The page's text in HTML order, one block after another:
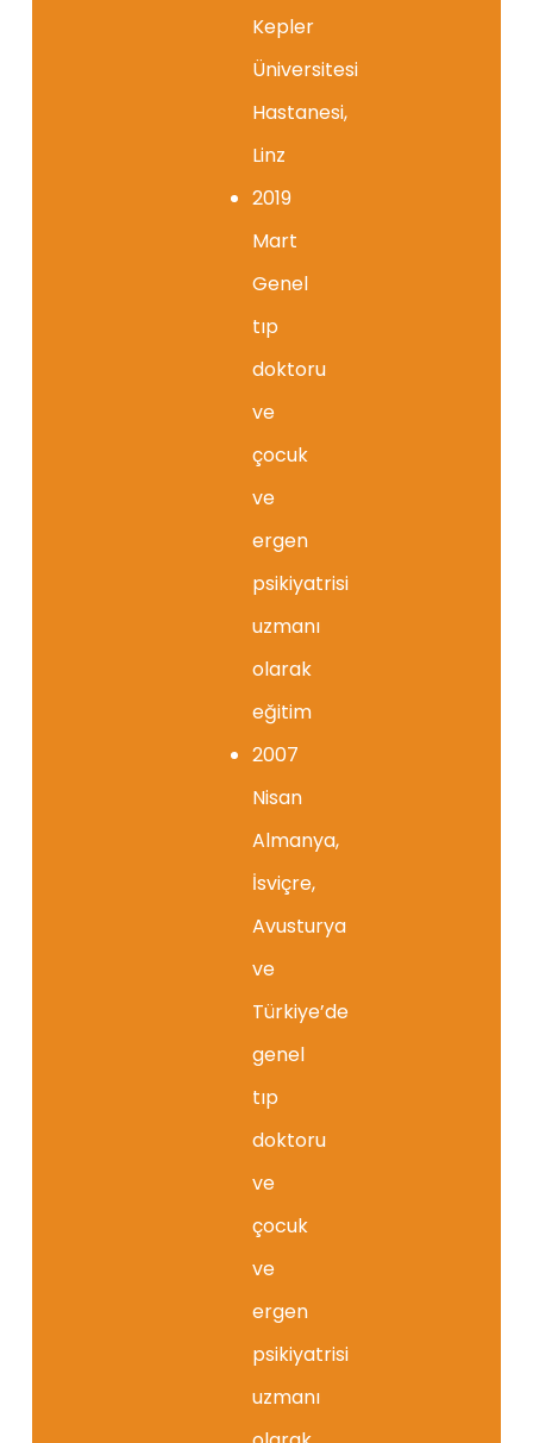
Kepler
Üniversitesi
Hastanesi,
Linz
2019
Mart
Genel
tıp
doktoru
ve
çocuk
ve
ergen
psikiyatrisi
uzmanı
olarak
eğitim
2007
Nisan
Almanya,
İsviçre,
Avusturya
ve
Türkiye’de
genel
tıp
doktoru
ve
çocuk
ve
ergen
psikiyatrisi
uzmanı